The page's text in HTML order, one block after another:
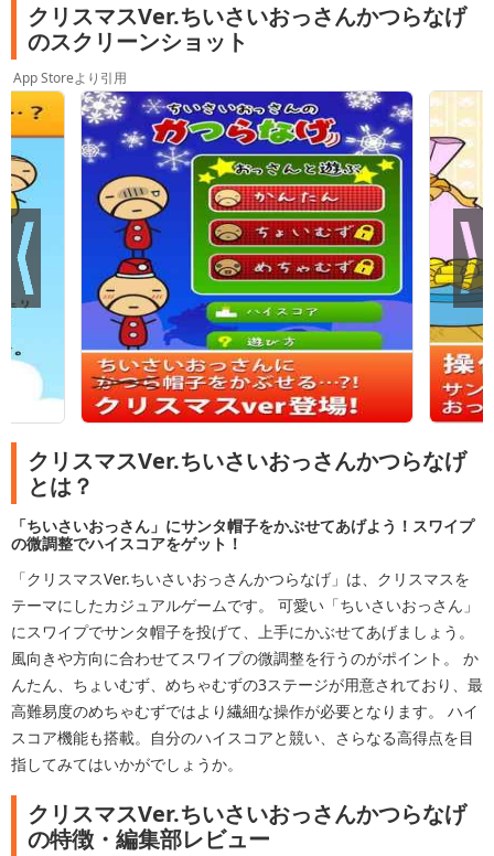
クリスマスVer.ちいさいおっさんかつらなげ
のスクリーンショット
App Storeより引用
クリスマスVer.ちいさいおっさんかつらなげ
とは？
「ちいさいおっさん」にサンタ帽子をかぶせてあげよう！スワイプ
の微調整でハイスコアをゲット！
「クリスマスVer.ちいさいおっさんかつらなげ」は、クリスマスを
テーマにしたカジュアルゲームです。 可愛い「ちいさいおっさん」
にスワイプでサンタ帽子を投げて、上手にかぶせてあげましょう。
風向きや方向に合わせてスワイプの微調整を行うのがポイント。 か
んたん、ちょいむず、めちゃむずの3ステージが用意されており、最
高難易度のめちゃむずではより繊細な操作が必要となります。 ハイ
スコア機能も搭載。自分のハイスコアと競い、さらなる高得点を目
指してみてはいかがでしょうか。
クリスマスVer.ちいさいおっさんかつらなげ
の特徴・編集部レビュー